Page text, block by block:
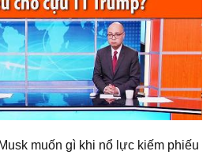
muốn gì khi nổ lực kiếm phiếu